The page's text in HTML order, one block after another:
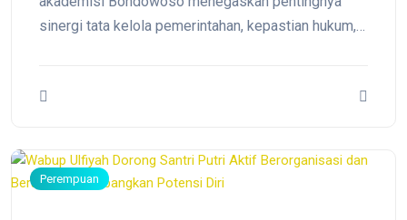
sinergi tata kelola pemerintahan, kepastian hukum,
mengemuka dalam Seminar Nasional di Bondowoso
Perempuan